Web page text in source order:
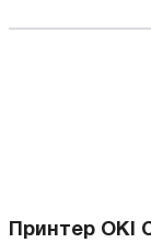
Принтер OKI